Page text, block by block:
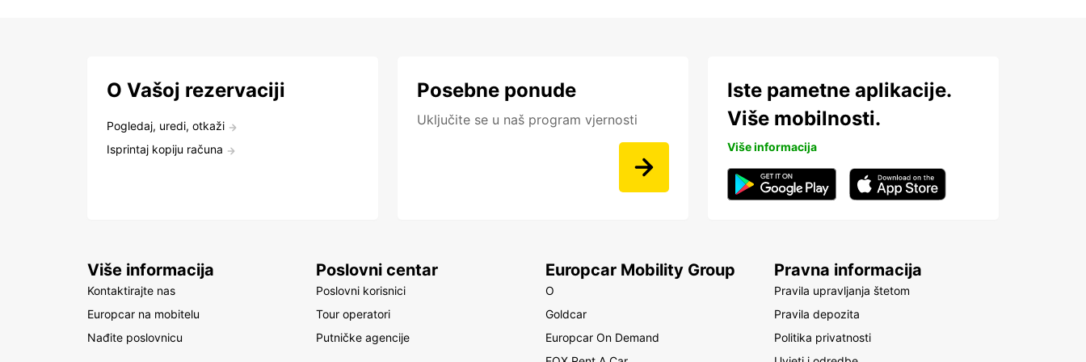
O Vašoj rezervaciji
Pogledaj, uredi, otkaži
Isprintaj kopiju računa
Posebne ponude
Uključite se u naš program vjernosti
Iste pametne aplikacije.
Više mobilnosti.
Više informacija
Više informacija
Kontaktirajte nas
Europcar na mobitelu
Nađite poslovnicu
Poslovni centar
Poslovni korisnici
Tour operatori
Putničke agencije
Europcar Mobility Group
O
Goldcar
Europcar On Demand
Pravna informacija
Pravila upravljanja štetom
Pravila depozita
Politika privatnosti